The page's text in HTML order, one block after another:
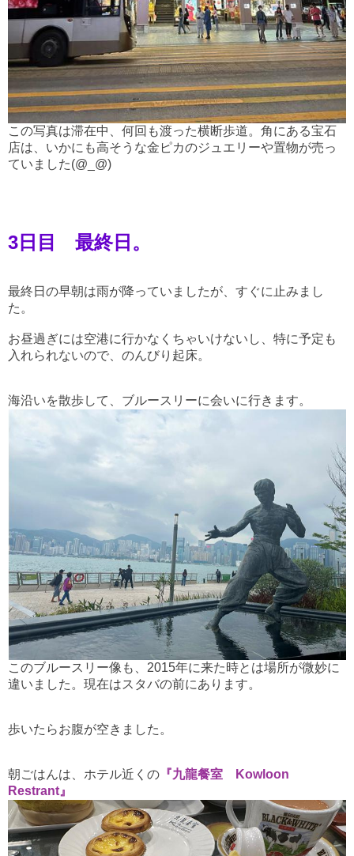
この写真は滞在中、何回も渡った横断歩道。角にある宝石
店は、いかにも高そうな金ピカのジュエリーや置物が売っ
ていました(@_@)
3日目 最終日。
最終日の早朝は雨が降っていましたが、すぐに止みまし
た。
お昼過ぎには空港に行かなくちゃいけないし、特に予定も
入れられないので、のんびり起床。
海沿いを散歩して、ブルースリーに会いに行きます。
このブルースリー像も、2015年に来た時とは場所が微妙に
違いました。現在はスタバの前にあります。
歩いたらお腹が空きました。
朝ごはんは、ホテル近くの 『九龍餐室 Kowloon
Restrant』